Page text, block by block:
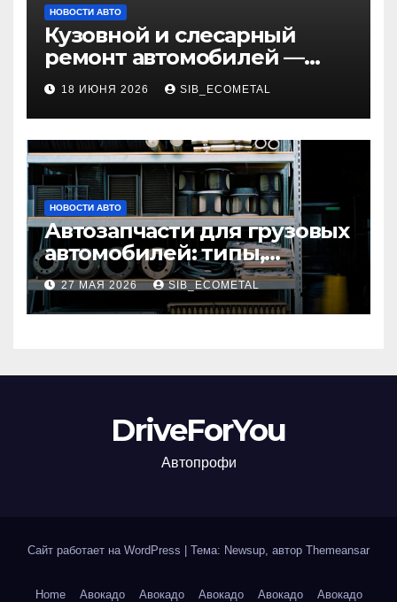
НОВОСТИ АВТО
Кузовной и слесарный
ремонт автомобилей —
наличие оригинальных
запчастей и типичные
сроки выполнения работ
18 ИЮНЯ 2026 SIB_ECOMETAL
НОВОСТИ АВТО
Автозапчасти для грузовых
автомобилей: типы,
совместимость и критерии
подбора
27 МАЯ 2026 SIB_ECOMETAL
DriveForYou
Автопрофи
Сайт работает на WordPress Тема: Newsup, автор Themeansar
Home Авокадо Авокадо Авокадо Авокадо Авокадо